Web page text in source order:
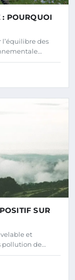
: POURQUOI
l’équilibre des
SUR
et
pollution de…